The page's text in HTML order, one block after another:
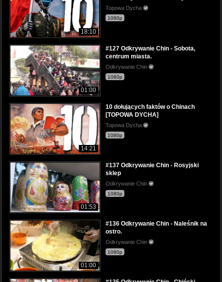
18:10
Topowa Dycha
1080p
01:00
#127 Odkrywanie Chin - Sobota,
centrum miasta.
Odkrywanie Chin
1080p
14:21
10 dołujących faktów o Chinach
[TOPOWA DYCHA]
Topowa Dycha
1080p
01:53
#137 Odkrywanie Chin - Rosyjski
sklep
Odkrywanie Chin
1080p
01:00
#136 Odkrywanie Chin - Naleśnik na
ostro.
Odkrywanie Chin
1080p